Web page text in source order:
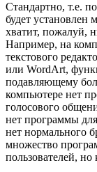
Стандартно, т.е.
будет установлен
хватит, пожалуй,
Например, на
текстового
или WordArt,
подавляющему
компьютере нет
голосового
нет программы
нет нормального
множество
пользователей,